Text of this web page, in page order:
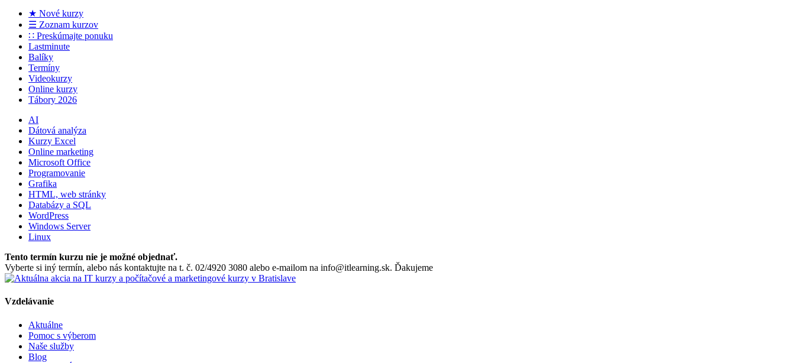
★ Nové kurzy
☰ Zoznam kurzov
∷ Preskúmajte ponuku
Lastminute
Balíky
Termíny
Videokurzy
Online kurzy
Tábory 2026
AI
Dátová analýza
Kurzy Excel
Online marketing
Microsoft Office
Programovanie
Grafika
HTML, web stránky
Databázy a SQL
WordPress
Windows Server
Linux
Tento termín kurzu nie je možné objednať.
Vyberte si iný termín, alebo nás kontaktujte na t. č. 02/4920 3080 alebo e-mailom na info@itlearning.sk. Ďakujeme
Vzdelávanie
Aktuálne
Pomoc s výberom
Naše služby
Blog